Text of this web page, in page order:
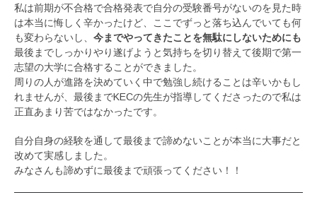
私は前期が不合格で合格発表で自分の受験番号がないのを見た時
は本当に悔しく辛かったけど、ここでずっと落ち込んでいても何
も変わらないし、 今までやってきたことを無駄にしないためにも
最後までしっかりやり遂げようと気持ちを切り替えて後期で第一
志望の大学に合格することができました。
周りの人が進路を決めていく中で勉強し続けることは辛いかもし
れませんが、最後までKECの先生が指導してくださったので私は
正直あまり苦ではなかったです。
自分自身の経験を通して最後まで諦めないことが本当に大事だと
改めて実感しました。
みなさんも諦めずに最後まで頑張ってください！！